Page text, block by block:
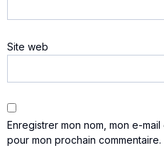
Site web
Enregistrer mon nom, mon e-
pour mon prochain commentaire.